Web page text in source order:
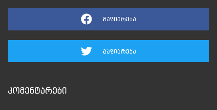
გაზიარება
გაზიარება
კომენტარები